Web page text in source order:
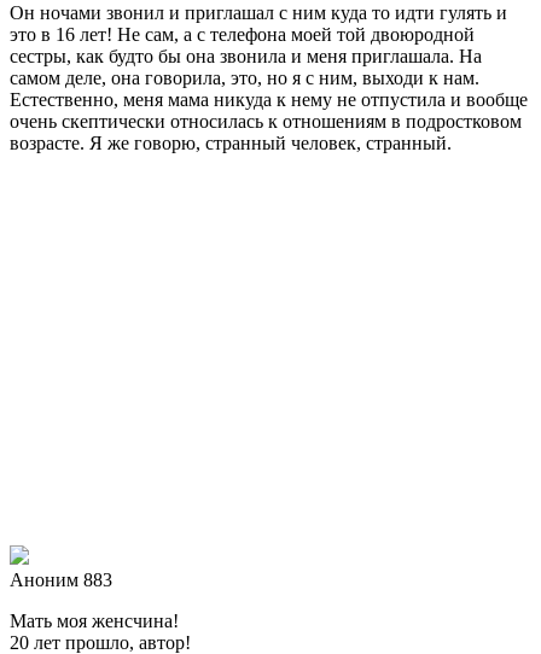
Он ночами звонил и приглашал с ним куда то идти гулять и
это в 16 лет! Не сам, а с телефона моей той двоюродной
сестры, как будто бы она звонила и меня приглашала. На
самом деле, она говорила, это, но я с ним, выходи к нам.
Естественно, меня мама никуда к нему не отпустила и вообще
очень скептически относилась к отношениям в подростковом
возрасте. Я же говорю, странный человек, странный.
Аноним 883
Мать моя женсчина!
20 лет прошло, автор!